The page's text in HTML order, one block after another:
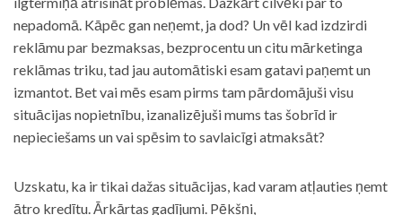
nepadomā. Kāpēc gan neņemt, ja dod? Un vēl kad izdzirdi
reklāmu par bezmaksas, bezprocentu un citu mārketinga
reklāmas triku, tad jau automātiski esam gatavi paņemt un
izmantot. Bet vai mēs esam pirms tam pārdomājuši visu
situācijas nopietnību, izanalizējuši mums tas šobrīd ir
nepieciešams un vai spēsim to savlaicīgi atmaksāt?
Uzskatu, ka ir tikai dažas situācijas, kad varam atļauties ņemt
ātro kredītu. Ārkārtas gadījumi. Pēkšņi,